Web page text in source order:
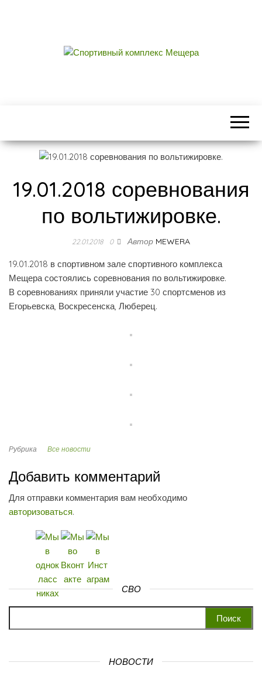
МЕЩЕРА
19.01.2018 соревнования
по вольтижировке.
22.01.2018 0 Автор MEWERA
19.01.2018 в спортивном зале спортивного комплекса
Мещера состоялись соревнования по вольтижировке.
В соревнованиях приняли участие 30 спортсменов из
Егорьевска, Воскресенска, Люберец.
Рубрика Все новости
Добавить комментарий
Для отправки комментария вам необходимо
авторизоваться.
СВО
НОВОСТИ